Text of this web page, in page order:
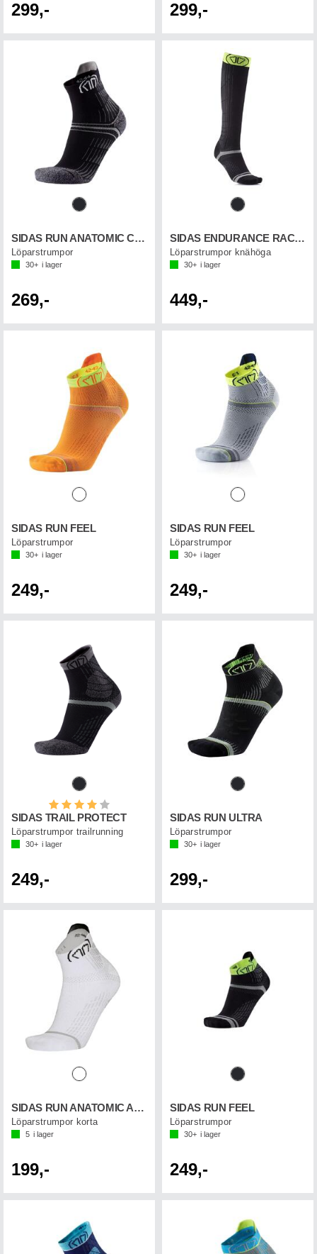
299,- 299,-
SIDAS RUN ANATOMIC COMFORT
Löparstrumpor
30+ i lager
269,-
SIDAS ENDURANCE RAC.KNEE
Löparstrumpor knähöga
30+ i lager
449,-
SIDAS RUN FEEL
Löparstrumpor
30+ i lager
249,-
SIDAS RUN FEEL
Löparstrumpor
30+ i lager
249,-
Betyg:
SIDAS TRAIL PROTECT
Löparstrumpor trailrunning
30+ i lager
249,-
SIDAS RUN ULTRA
Löparstrumpor
30+ i lager
299,-
SIDAS RUN ANATOMIC ANKLE
Löparstrumpor korta
5 i lager
199,-
SIDAS RUN FEEL
Löparstrumpor
30+ i lager
249,-